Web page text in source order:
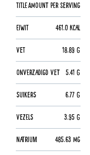
TitleAmount per Serving
Eiwit 461.0 kcal
Vet 18.89 g
Onverzadigd vet 5.41 g
Suikers 6.77 g
Vezels 3.95 g
Natrium 485.63 mg